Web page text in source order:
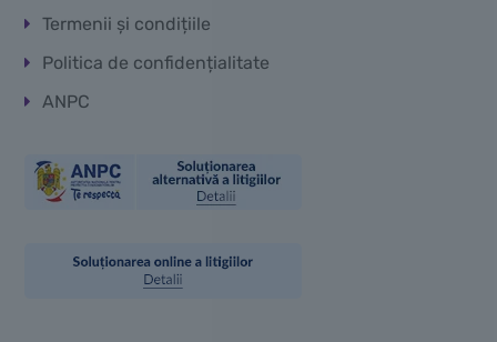
Termenii și condițiile
Politica de confidențialitate
ANPC